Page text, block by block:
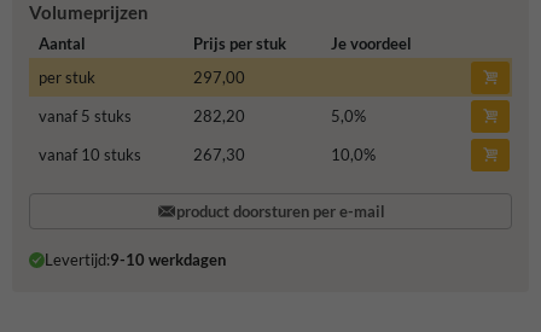
Volumeprijzen
Aantal Prijs per stuk
Je voordeel
per stuk
297,00
vanaf 5 stuks
282,20 5,0%
vanaf 10 stuks
267,30 10,0%
product doorsturen per e-mail
Levertijd:9-10 werkdagen